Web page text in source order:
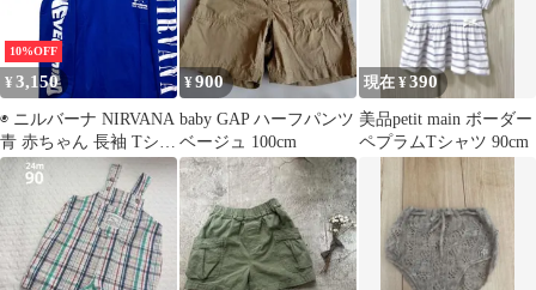
10%OFF
¥ 3,150
◉ ニルバーナ NIRVANA
青 赤ちゃん 長袖 Tシャ
ツ ロンT バンド ロング
スリーブ デザイン 袖
両面 プリント 派手 奇
抜 古着 ビンテージ
vintage ロック ネバーマ
インド NEVER MIND
¥900
baby GAP ハーフパンツ
ベージュ 100cm
現在 ¥390
美品petit main ボーダー
ペプラムTシャツ 90cm